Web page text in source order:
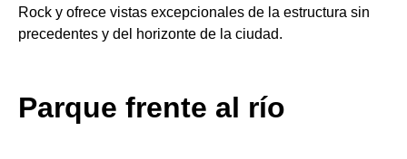
Rock y ofrece vistas excepcionales de la estructura sin
precedentes y del horizonte de la ciudad.
Parque frente al río